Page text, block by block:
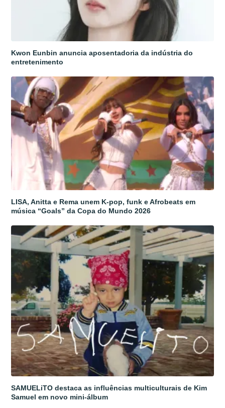
Kwon Eunbin anuncia aposentadoria da indústria do
entretenimento
LISA, Anitta e Rema unem K-pop, funk e Afrobeats em
música “Goals” da Copa do Mundo 2026
SAMUELiTO destaca as influências multiculturais de Kim
Samuel em novo mini-álbum